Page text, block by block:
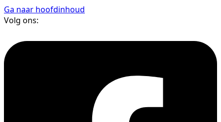
Ga naar hoofdinhoud
Volg ons: